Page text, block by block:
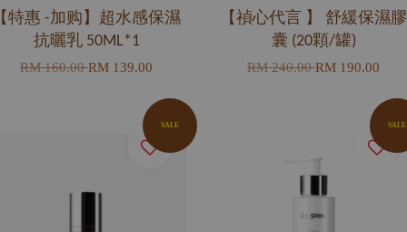
【特惠 -加购】超水感保濕
抗曬乳 50ML*1
RM 160.00RM 139.00
【禎心代言 】 舒緩保濕膠
囊 (20顆/罐)
RM 240.00RM 190.00
SALE SALE